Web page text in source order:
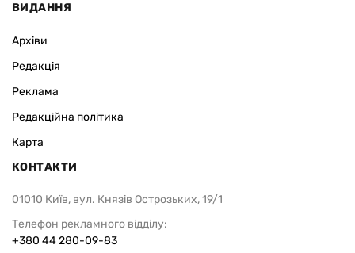
ВИДАННЯ
Архіви
Редакція
Реклама
Редакційна політика
Карта
КОНТАКТИ
01010 Київ, вул. Князів Острозьких, 19/1
Телефон рекламного відділу:
+380 44 280-09-83